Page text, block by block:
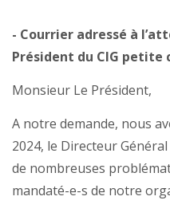
- Courrier adressé à
Président du CIG petite
Monsieur Le Président,
A notre demande, nous
2024, le Directeur
de nombreuses
mandaté-e-s de notre